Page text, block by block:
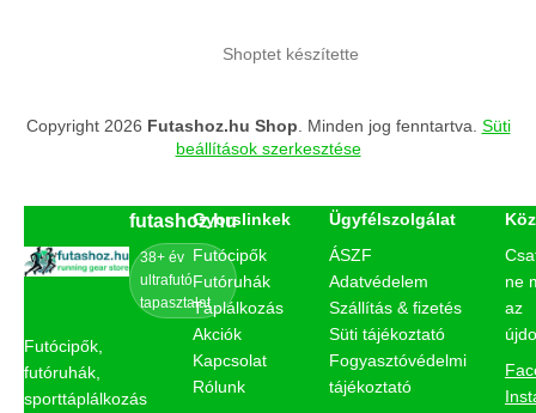
Shoptet készítette
Copyright 2026 Futashoz.hu Shop . Minden jog fenntartva. Süti
beállítások szerkesztése
futashoz.hu
38+ év
ultrafutó
tapasztalat
Futócipők,
futóruhák,
sporttáplálkozás
Gyorslinkek
Futócipők
Futóruhák
Táplálkozás
Akciók
Kapcsolat
Rólunk
Ügyfélszolgálat
ÁSZF
Adatvédelem
Szállítás & fizetés
Süti tájékoztató
Fogyasztóvédelmi
tájékoztató
ne
az